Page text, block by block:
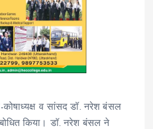
कोषाध्यक्ष व सांसद डॉ. नरेश बंसल
किया। डॉ. नरेश बंसल ने